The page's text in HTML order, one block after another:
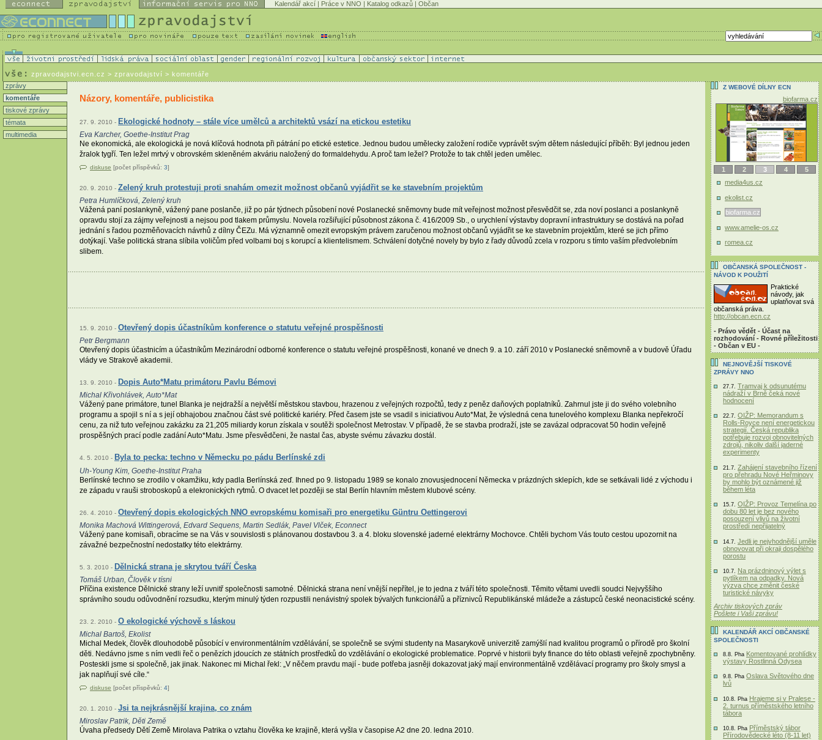
Kalendář akcí | Práce v NNO | Katalog odkazů | Občan
zpravodajstvi.ecn.cz > zpravodajství > komentáře
zprávy
komentáře
tiskové zprávy
témata
multimedia
Názory, komentáře, publicistika
27. 9. 2010 - Ekologické hodnoty – stále více umělců a architektů vsází na etickou estetiku
Eva Karcher, Goethe-Institut Prag
Ne ekonomická, ale ekologická je nová klíčová hodnota při pátrání po etické estetice. Jednou budou umělecky založení rodiče vyprávět svým dětem následující příběh: Byl jednou jeden
žralok tygří. Ten ležel mrtvý v obrovském skleněném akváriu naložený do formaldehydu. A proč tam ležel? Protože to tak chtěl jeden umělec.
diskuse [počet příspěvků: 3]
20. 9. 2010 - Zelený kruh protestuji proti snahám omezit možnost občanů vyjádřit se ke stavebním projektům
Petra Humlíčková, Zelený kruh
Vážená paní poslankyně, vážený pane poslanče, již po pár týdnech působení nové Poslanecké sněmovny bude mít veřejnost možnost přesvědčit se, zda noví poslanci a poslankyně
opravdu stojí za zájmy veřejnosti a nejsou pod tlakem průmyslu. Novela rozšiřující působnost zákona č. 416/2009 Sb., o urychlení výstavby dopravní infrastruktury se dostává na pořad
jednání s řadou pozměňovacích návrhů z dílny ČEZu. Má významně omezit evropským právem zaručenou možnost občanů vyjádřit se ke stavebním projektům, které se jich přímo
dotýkají. Vaše politická strana slíbila voličům před volbami boj s korupcí a klientelismem. Schválení dotyčné novely by bylo z řady důvodů zcela v rozporu s tímto vaším předvolebním
slibem.
15. 9. 2010 - Otevřený dopis účastníkům konference o statutu veřejné prospěšnosti
Petr Bergmann
Otevřený dopis účastnicím a účastníkům Mezinárodní odborné konference o statutu veřejné prospěšnosti, konané ve dnech 9. a 10. září 2010 v Poslanecké sněmovně a v budově Úřadu
vlády ve Strakově akademii.
13. 9. 2010 - Dopis Auto*Matu primátoru Pavlu Bémovi
Michal Křivohlávek, Auto*Mat
Vážený pane primátore, tunel Blanka je nejdražší a největší městskou stavbou, hrazenou z veřejných rozpočtů, tedy z peněz daňových poplatníků. Zahrnul jste ji do svého volebního
programu a spojil s ní a s její obhajobou značnou část své politické kariéry. Před časem jste se vsadil s iniciativou Auto*Mat, že výsledná cena tunelového komplexu Blanka nepřekročí
cenu, za niž tuto veřejnou zakázku za 21,205 miliardy korun získala v soutěži společnost Metrostav. V případě, že se stavba prodraží, jste se zavázal odpracovat 50 hodin veřejně
prospěšných prací podle zadání Auto*Matu. Jsme přesvědčeni, že nastal čas, abyste svému závazku dostál.
4. 5. 2010 - Byla to pecka: techno v Německu po pádu Berlínské zdi
Uh-Young Kim, Goethe-Institut Praha
Berlínské techno se zrodilo v okamžiku, kdy padla Berlínská zeď. Ihned po 9. listopadu 1989 se konalo znovusjednocení Německa v prázdných sklepích, kde se setkávali lidé z východu i
ze západu v rauši stroboskopů a elekronických rytmů. O dvacet let později se stal Berlín hlavním městem klubové scény.
26. 4. 2010 - Otevřený dopis ekologických NNO evropskému komisaři pro energetiku Güntru Oettingerovi
Monika Machová Wittingerová, Edvard Sequens, Martin Sedlák, Pavel Vlček, Econnect
Vážený pane komisaři, obracíme se na Vás v souvislosti s plánovanou dostavbou 3. a 4. bloku slovenské jaderné elektrárny Mochovce. Chtěli bychom Vás touto cestou upozornit na
závažné bezpečnostní nedostatky této elektrárny.
5. 3. 2010 - Dělnická strana je skrytou tváří Česka
Tomáš Urban, Člověk v tísni
Příčina existence Dělnické strany leží uvnitř společnosti samotné. Dělnická strana není vnější nepřítel, je to jedna z tváří této společnosti. Těmito větami uvedli soudci Nejvyššího
správního soudu odůvodnění rozsudku, kterým minulý týden rozpustili nenávistný spolek bývalých funkcionářů a příznivců Republikánské mládeže a zástupců české neonacistické scény.
23. 2. 2010 - O ekologické výchově s láskou
Michal Bartoš, Ekolist
Michal Medek, člověk dlouhodobě působící v environmentálním vzdělávání, se společně se svými studenty na Masarykově univerzitě zamýšlí nad kvalitou programů o přírodě pro školní
děti. Nedávno jsme s ním vedli řeč o penězích jdoucích ze státních prostředků do vzdělávání o ekologické problematice. Poprvé v historii byly finance do této oblasti veřejně zpochybněny.
Posteskli jsme si společně, jak jinak. Nakonec mi Michal řekl: „V něčem pravdu mají - bude potřeba jasněji dokazovat jaký mají environmentálně vzdělávací programy pro školy smysl a
jak naplňují své cíle.“
diskuse [počet příspěvků: 4]
20. 1. 2010 - Jsi ta nejkrásnější krajina, co znám
Miroslav Patrik, Děti Země
Úvaha předsedy Dětí Země Mirolava Patrika o vztahu člověka ke krajině, která vyšla v časopise A2 dne 20. ledna 2010.
Z WEBOVÉ DÍLNY ECN
biofarma.cz
1 2 3 4
5
media4us.cz
ekolist.cz
biofarma.cz
www.amelie-os.cz
romea.cz
OBČANSKÁ SPOLEČNOST -
NÁVOD K POUŽITÍ
Praktické
návody, jak
uplatňovat svá
občanská práva.
http://obcan.ecn.cz
- Právo vědět - Účast na
rozhodování - Rovné příležitosti
- Občan v EU -
NEJNOVĚJŠÍ TISKOVÉ
ZPRÁVY NNO
27.7. Tramvaj k odsunutému
nádraží v Brně čeká nové
hodnocení
22.7. OIŽP: Memorandum s
Rolls-Royce není energetickou
strategií. Česká republika
potřebuje rozvoj obnovitelných
zdrojů, nikoliv další jaderné
experimenty
21.7. Zahájení stavebního řízení
pro přehradu Nové Heřminovy
by mohlo být oznámené již
během léta
15.7. OIŽP: Provoz Temelína po
dobu 80 let je bez nového
posouzení vlivů na životní
prostředí nepřijatelný
14.7. Jedli je nejvhodnější uměle
obnovovat při okraji dospělého
porostu
10.7. Na prázdninový výlet s
pytlíkem na odpadky. Nová
výzva chce změnit české
turistické návyky
Archiv tiskových zpráv
Pošlete i Vaši zprávu!
KALENDÁŘ AKCÍ OBČANSKÉ
SPOLEČNOSTI
8.8. Pha Komentované prohlídky
výstavy Rostlinná Odysea
9.8. Pha Oslava Světového dne
lvů
10.8. Pha Hrajeme si v Pralese -
2. turnus příměstského letního
tábora
10.8. Pha Příměstský tábor
Přírodovědecké léto (8-11 let)